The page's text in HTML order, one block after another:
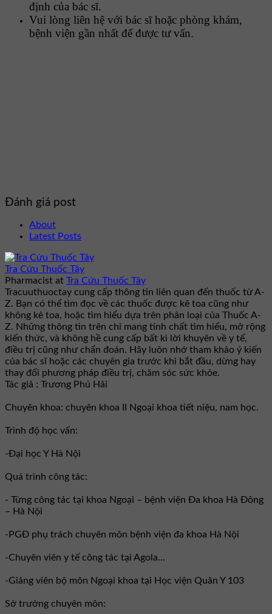
định của bác sĩ.
Vui lòng liên hệ với bác sĩ hoặc phòng khám,
bệnh viện gần nhất để được tư vấn.
Đánh giá post
About
Latest Posts
Tra Cứu Thuốc Tây
Pharmacist at Tra Cứu Thuốc Tây
Tracuuthuoctay cung cấp thông tin liên quan đến thuốc từ A-
Z. Bạn có thể tìm đọc về các thuốc được kê toa cũng như
không kê toa, hoặc tìm hiểu dựa trên phân loại của Thuốc A-
Z. Những thông tin trên chỉ mang tính chất tìm hiểu, mở rộng
kiến thức, và không hề cung cấp bất kì lời khuyên về y tế,
điều trị cũng như chẩn đoán. Hãy luôn nhớ tham khảo ý kiến
của bác sĩ hoặc các chuyên gia trước khi bắt đầu, dừng hay
thay đổi phương pháp điều trị, chăm sóc sức khỏe.
Tác giả : Trương Phú Hải
Chuyên khoa: chuyên khoa II Ngoại khoa tiết niệu, nam học.
Trình độ học vấn:
-Đại học Y Hà Nội
Quá trình công tác:
- Từng công tác tại khoa Ngoại – bệnh viện Đa khoa Hà Đông
– Hà Nội
-PGĐ phụ trách chuyên môn bệnh viện đa khoa Hà Nội
-Chuyên viên y tế công tác tại Agola...
-Giảng viên bộ môn Ngoại khoa tại Học viện Quân Y 103
Sở trưởng chuyên môn: